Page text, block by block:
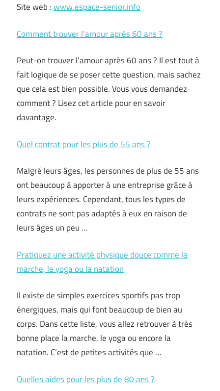
Site web :www.espace-senior.info
Comment trouver l’amour après 60 ans ?
Peut-on trouver l’amour après 60 ans ? Il est tout à
fait logique de se poser cette question, mais sachez
que cela est bien possible. Vous vous demandez
comment ? Lisez cet article pour en savoir
davantage.
Quel contrat pour les plus de 55 ans ?
Malgré leurs âges, les personnes de plus de 55 ans
ont beaucoup à apporter à une entreprise grâce à
leurs expériences. Cependant, tous les types de
contrats ne sont pas adaptés à eux en raison de
leurs âges un peu …
Pratiquez une activité physique douce comme la
marche, le yoga ou la natation
Il existe de simples exercices sportifs pas trop
énergiques, mais qui font beaucoup de bien au
corps. Dans cette liste, vous allez retrouver à très
bonne place la marche, le yoga ou encore la
natation. C’est de petites activités que …
Quelles aides pour les plus de 80 ans ?